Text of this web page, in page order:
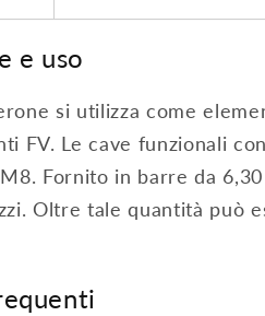
e uso
si utilizza come
FV. Le cave funzionali
Fornito in barre da
Oltre tale quantità può